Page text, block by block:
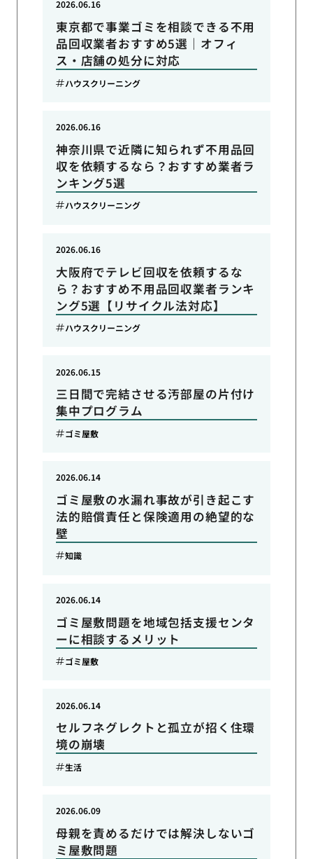
東京都で事業ゴミを相談できる不用
品回収業者おすすめ5選｜オフィ
ス・店舗の処分に対応
2026.06.16
ハウスクリーニング
神奈川県で近隣に知られず不用品回
収を依頼するなら？おすすめ業者ラ
ンキング5選
2026.06.16
ハウスクリーニング
大阪府でテレビ回収を依頼するな
ら？おすすめ不用品回収業者ランキ
ング5選【リサイクル法対応】
2026.06.16
ハウスクリーニング
三日間で完結させる汚部屋の片付け
集中プログラム
2026.06.15
ゴミ屋敷
ゴミ屋敷の水漏れ事故が引き起こす
法的賠償責任と保険適用の絶望的な
壁
2026.06.14
知識
ゴミ屋敷問題を地域包括支援センタ
ーに相談するメリット
2026.06.14
ゴミ屋敷
セルフネグレクトと孤立が招く住環
境の崩壊
2026.06.14
生活
母親を責めるだけでは解決しないゴ
ミ屋敷問題
2026.06.09